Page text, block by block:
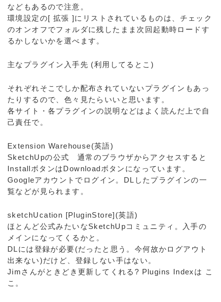
などもあるので注意。
環境設定の[ 拡張 ]にリストされているものは、チェック
のオンオフでフォルダに残したまま次回起動時ロードす
るかしないかを選べます。
主なプラグイン入手先 (利用してるとこ)
それぞれそこでしか配布されていないプラグインもあっ
たりするので、色々見たらいいと思います。
各サイト・各プラグインの説明などはよく読んだ上で自
己責任で。
Extension Warehouse(英語)
SketchUpの公式 通常のブラウザからアクセスすると
InstallボタンはDownloadボタンになっています。
Googleアカウントでログイン。DLしたプラグインの一
覧などが見られます。
sketchUcation [PluginStore](英語)
ほとんど公式みたいなSketchUpコミュニティ。入手の
メインになってくるかと。
DLには登録が必要(だったと思う。今何故かログアウト
出来ない)だけど、登録しない手はない。
Jimさんがときどき更新してくれる? Plugins Indexは こ
こ。